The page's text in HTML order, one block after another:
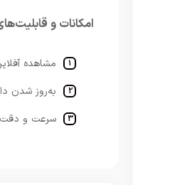
امکانات و
مشاهده
به‌روز شدن
سرعت و دقت